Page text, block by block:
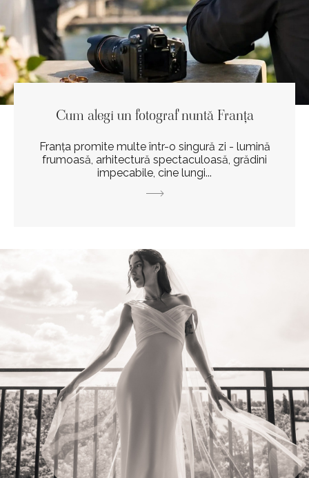
Cum alegi un fotograf nuntă Franța
Franța promite multe într-o singură zi - lumină
frumoasă, arhitectură spectaculoasă, grădini
impecabile, cine lungi...